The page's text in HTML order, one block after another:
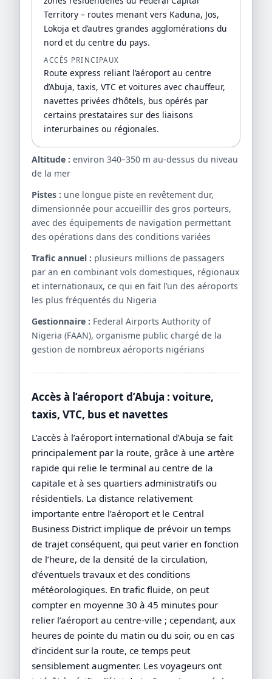
Territory – routes menant vers Kaduna, Jos,
Lokoja et d’autres grandes agglomérations du
nord et du centre du pays.
ACCÈS PRINCIPAUX
Route express reliant l’aéroport au centre
d’Abuja, taxis, VTC et voitures avec chauffeur,
navettes privées d’hôtels, bus opérés par
certains prestataires sur des liaisons
interurbaines ou régionales.
Altitude : environ 340–350 m au-dessus du niveau
de la mer
Pistes : une longue piste en revêtement dur,
dimensionnée pour accueillir des gros porteurs,
avec des équipements de navigation permettant
des opérations dans des conditions variées
Trafic annuel : plusieurs millions de passagers
par an en combinant vols domestiques, régionaux
et internationaux, ce qui en fait l’un des aéroports
les plus fréquentés du Nigeria
Gestionnaire : Federal Airports Authority of
Nigeria (FAAN), organisme public chargé de la
gestion de nombreux aéroports nigérians
Accès à l’aéroport d’Abuja : voiture,
taxis, VTC, bus et navettes
L’accès à l’aéroport international d’Abuja se fait
principalement par la route, grâce à une artère
rapide qui relie le terminal au centre de la
capitale et à ses quartiers administratifs ou
résidentiels. La distance relativement
importante entre l’aéroport et le Central
Business District implique de prévoir un temps
de trajet conséquent, qui peut varier en fonction
de l’heure, de la densité de la circulation,
d’éventuels travaux et des conditions
météorologiques. En trafic fluide, on peut
compter en moyenne 30 à 45 minutes pour
relier l’aéroport au centre-ville ; cependant, aux
heures de pointe du matin ou du soir, ou en cas
d’incident sur la route, ce temps peut
sensiblement augmenter. Les voyageurs ont